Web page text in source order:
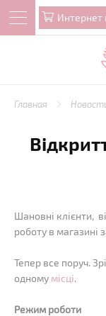
Интернет
Главная
Шановні клієнти,
роботу в магазині
Тепер все поруч.
одному місці.
Режим роботи